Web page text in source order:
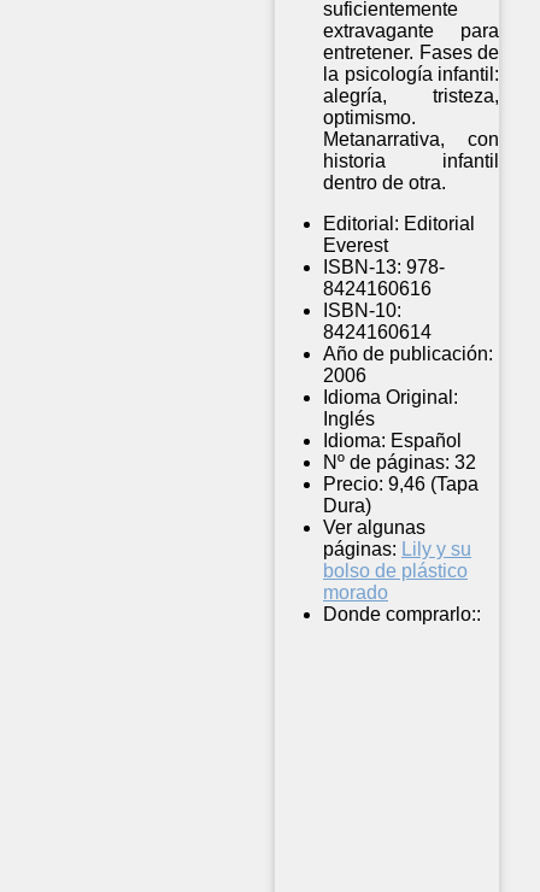
suficientemente
extravagante para
entretener. Fases de
la psicología infantil:
alegría, tristeza,
optimismo.
Metanarrativa, con
historia infantil
dentro de otra.
Editorial: Editorial
Everest
ISBN-13: 978-
8424160616
ISBN-10:
8424160614
Año de publicación:
2006
Idioma Original:
Inglés
Idioma: Español
Nº de páginas: 32
Precio: 9,46 (Tapa
Dura)
Ver algunas
páginas: Lily y su
bolso de plástico
morado
Donde comprarlo::